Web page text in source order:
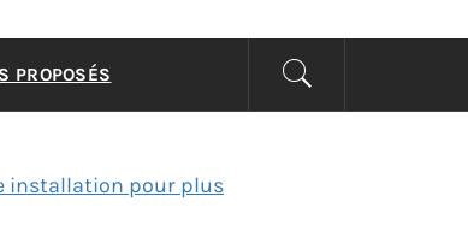
–
PROPOSÉS
installation pour plus